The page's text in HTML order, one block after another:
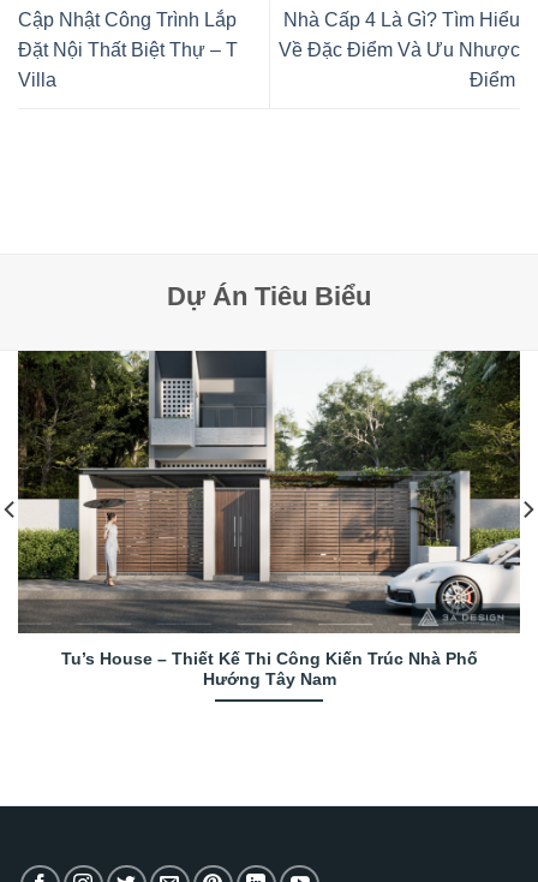
Cập Nhật Công Trình Lắp
Đặt Nội Thất Biệt Thự – T
Villa
Nhà Cấp 4 Là Gì? Tìm Hiểu
Về Đặc Điểm Và Ưu Nhược
Điểm
Dự Án Tiêu Biểu
Tu’s House – Thiết Kế Thi Công Kiến Trúc Nhà Phố
Hướng Tây Nam